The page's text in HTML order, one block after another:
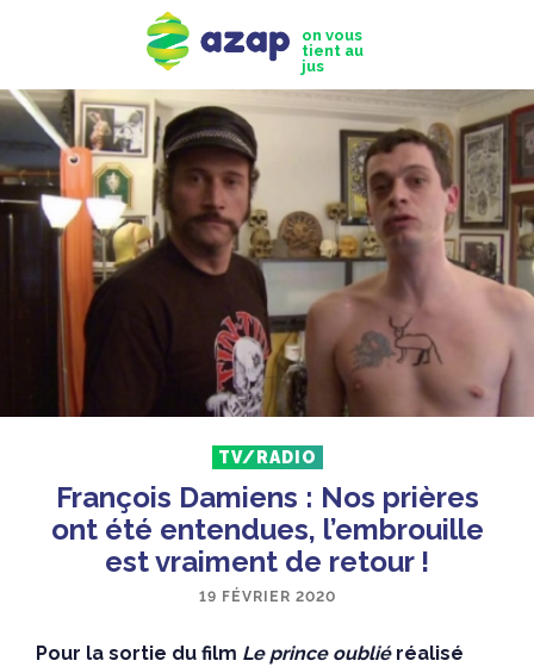
on vous
tient au
jus
TV/RADIO
François Damiens : Nos prières
ont été entendues, l’embrouille
est vraiment de retour !
19 FÉVRIER 2020
Pour la sortie du film Le prince oubliéréalisé